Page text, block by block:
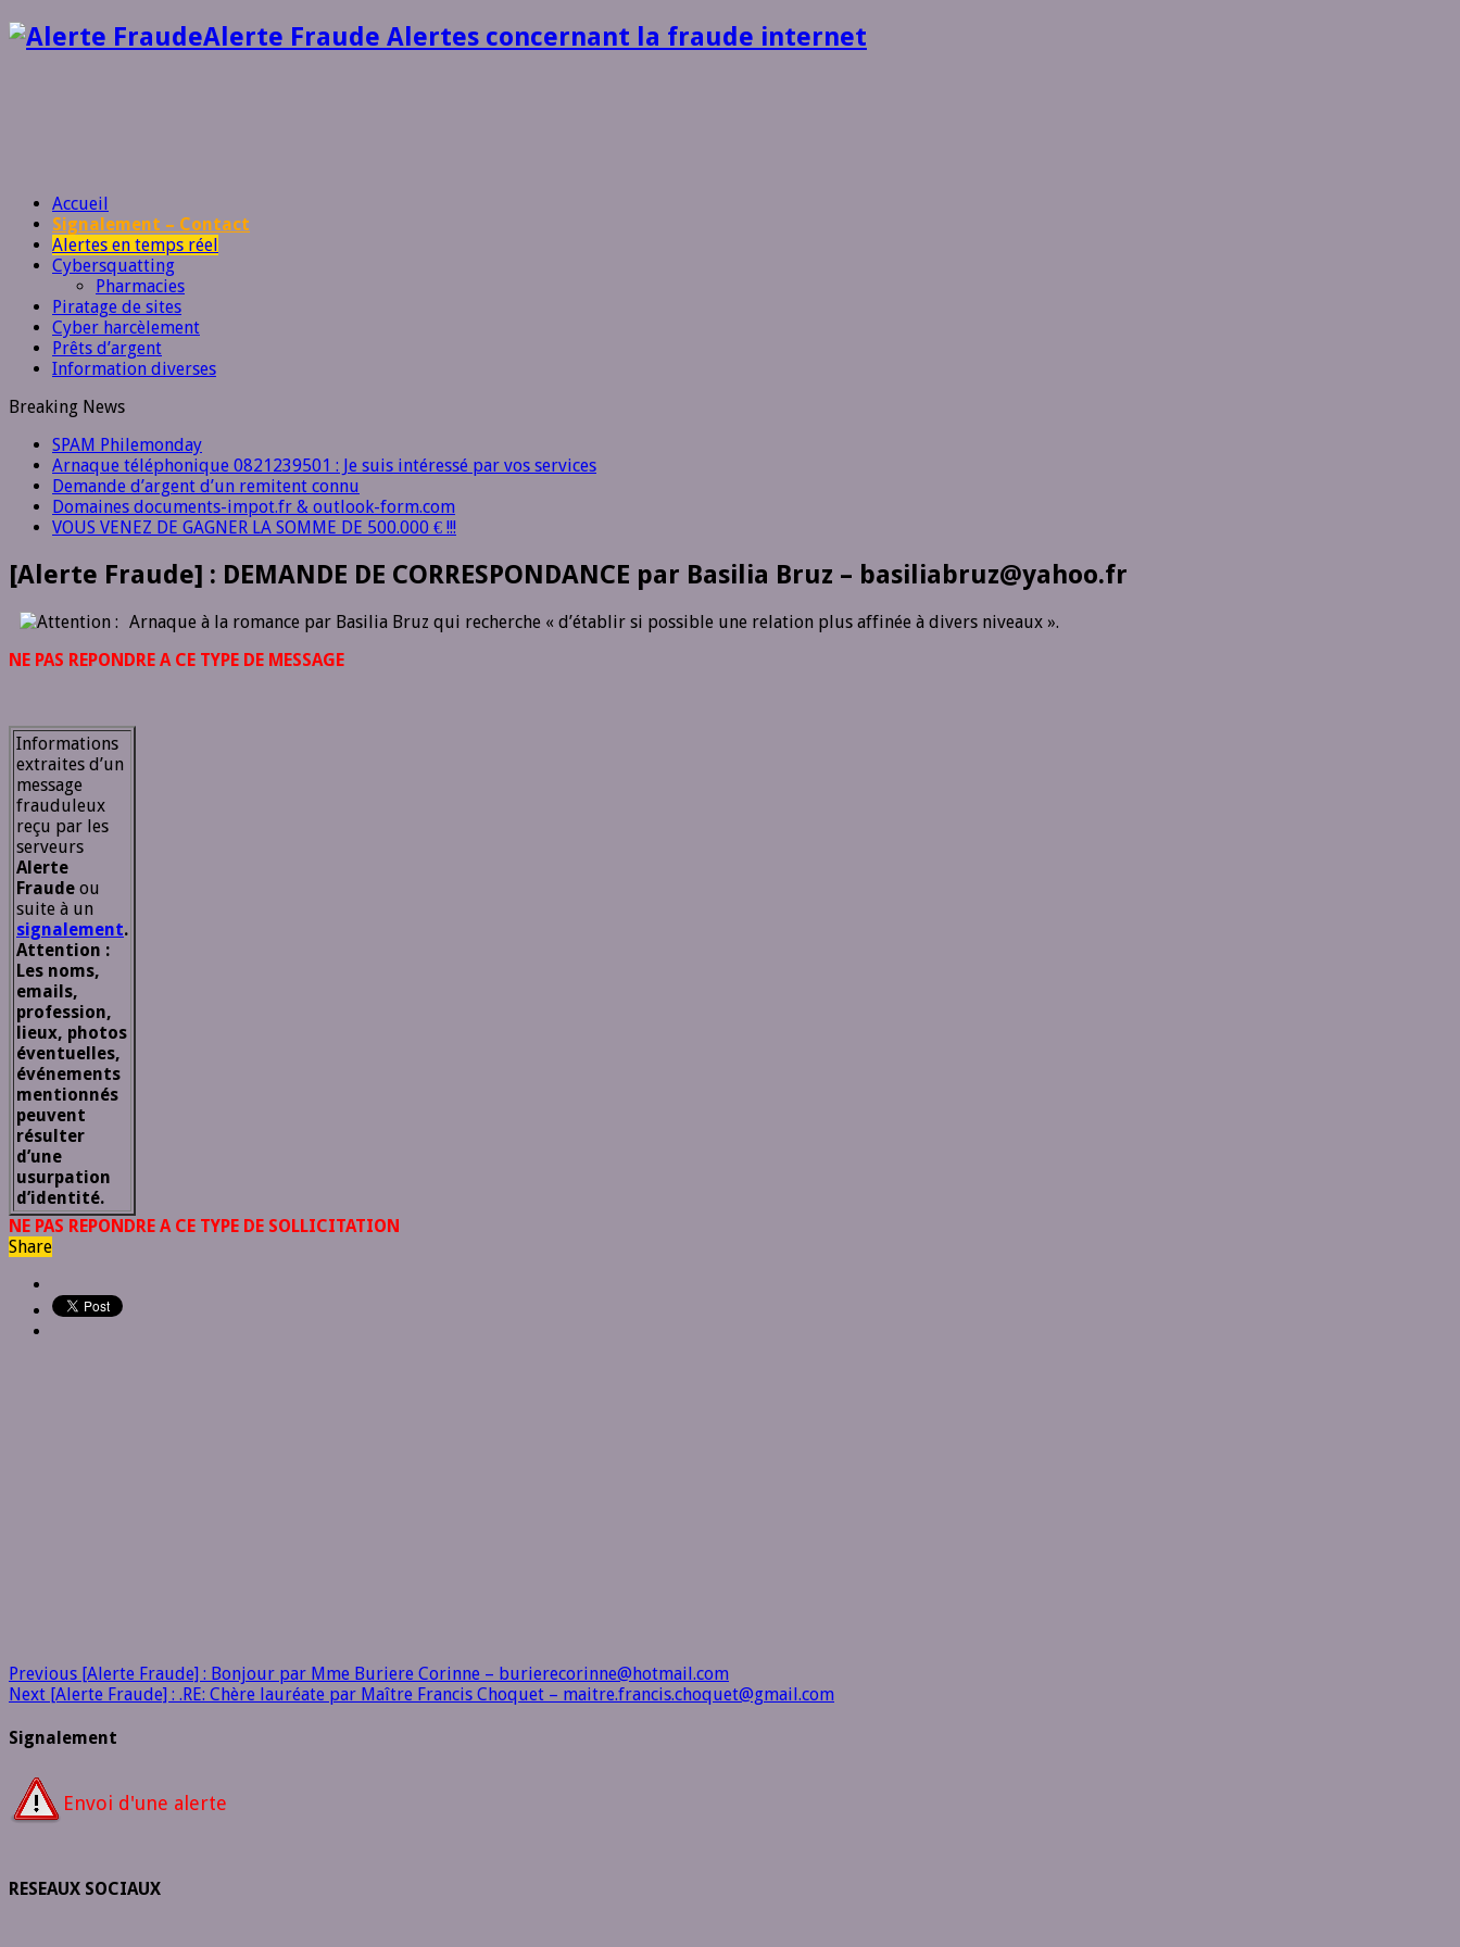
Alerte Fraude Alertes concernant la fraude internet
Accueil
Signalement – Contact
Alertes en temps réel
Cybersquatting
Pharmacies
Piratage de sites
Cyber harcèlement
Prêts d’argent
Information diverses
Breaking News
SPAM Philemonday
Arnaque téléphonique 0821239501 : Je suis intéressé par vos services
Demande d’argent d’un remitent connu
Domaines documents-impot.fr & outlook-form.com
VOUS VENEZ DE GAGNER LA SOMME DE 500.000 € !!!
[Alerte Fraude] : DEMANDE DE CORRESPONDANCE par Basilia Bruz – basiliabruz@yahoo.fr
Arnaque à la romance par Basilia Bruz qui recherche « d’établir si possible une relation plus affinée à divers niveaux ».
NE PAS REPONDRE A CE TYPE DE MESSAGE
Informations
extraites d’un
message
frauduleux
reçu par les
serveurs
Alerte
Fraude ou
suite à un
signalement.
Attention :
Les noms,
emails,
profession,
lieux, photos
éventuelles,
événements
mentionnés
peuvent
résulter
d’une
usurpation
d’identité.
NE PAS REPONDRE A CE TYPE DE SOLLICITATION
Share
Previous [Alerte Fraude] : Bonjour par Mme Buriere Corinne – burierecorinne@hotmail.com
Next [Alerte Fraude] : .RE: Chère lauréate par Maître Francis Choquet – maitre.francis.choquet@gmail.com
Signalement
Envoi d'une alerte
RESEAUX SOCIAUX